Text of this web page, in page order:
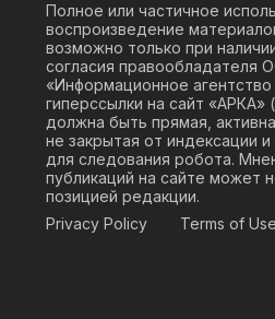
Полное или частичное
воспроизведение
возможно только при
согласия правообладателя
«Информационное
гиперссылки на сайт «АРКА» (
должна быть прямая,
не закрытая от индексации
для следования робота.
публикаций на сайте может
позицией редакции.
Privacy Policy
Terms of Use